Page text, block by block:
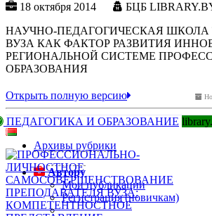
18 октября 2014
БЦБ
НАУЧНО-ПЕДАГОГИЧЕСКАЯ ШКОЛА
ВУЗА КАК ФАКТОР РАЗВИТИЯ
РЕГИОНАЛЬНОЙ СИСТЕМЕ
ОБРАЗОВАНИЯ
Открыть полную версию
ПЕДАГОГИКА И ОБРАЗОВАНИЕ
Архивы рубрики
Автору
Мои публикации
Регистрация (новичкам)